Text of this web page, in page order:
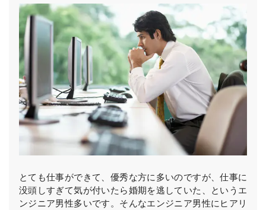
とても仕事ができて、優秀な方に多いのですが、仕事に
没頭しすぎて気が付いたら婚期を逃していた、というエ
ンジニア男性多いです。そんなエンジニア男性にヒアリ